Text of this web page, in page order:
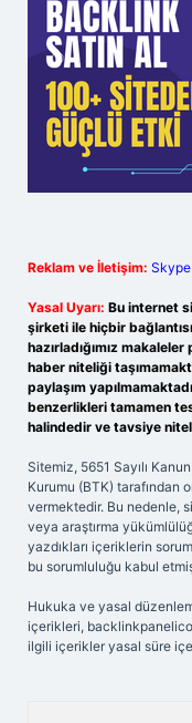
Reklam ve İletişim:
Yasal Uyarı: Bu internet
şirketi ile hiçbir
hazırladığımız
haber niteliği
paylaşım
benzerlikleri tamamen
halindedir ve tavsiye
Sitemiz, 5651 Sayılı
Kurumu (BTK) tarafından
vermektedir. Bu nedenle,
veya araştırma
yazdıkları içeriklerin
bu sorumluluğu kabul
Hukuka ve yasal
içerikleri,
ilgili içerikler yasal süre